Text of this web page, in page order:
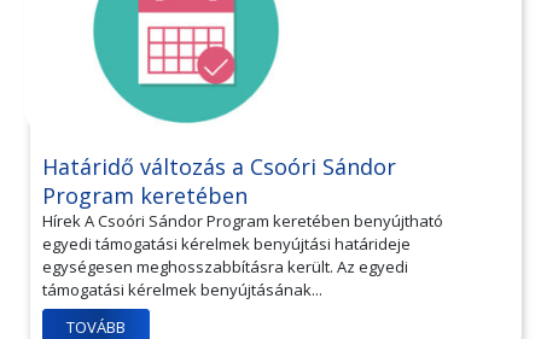
Határidő változás a Csoóri Sándor
Program keretében
Hírek A Csoóri Sándor Program keretében benyújtható
egyedi támogatási kérelmek benyújtási határideje
egységesen meghosszabbításra került. Az egyedi
támogatási kérelmek benyújtásának...
TOVÁBB